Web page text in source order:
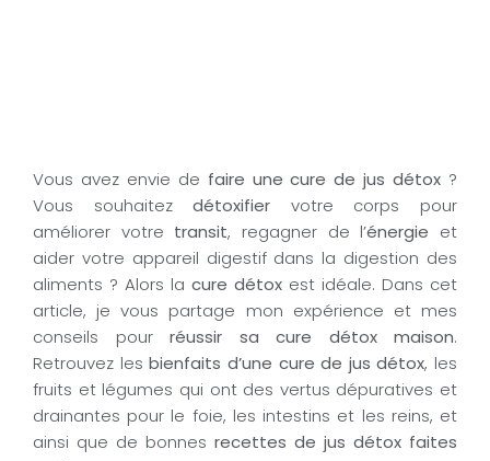
Vous avez envie de faire une cure de jus détox ?
Vous souhaitezdétoxifier votre corps pour
améliorer votre transit, regagner de l’énergie et
aider votre appareil digestif dans la digestion des
aliments ? Alors la cure détox est idéale. Dans cet
article, je vous partage mon expérience et mes
conseils pourréussir sa cure détox maison.
Retrouvez lesbienfaits d’une cure de jus détox, les
fruits et légumes qui ont des vertus dépuratives et
drainantes pour le foie, les intestins et les reins, et
ainsi que de bonnes recettes de jus détox faites